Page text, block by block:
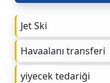
Jet Ski
Havaalanı transferi
yiyecek tedariği